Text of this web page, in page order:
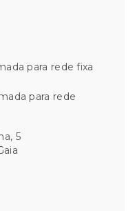
para rede fixa
para rede
5